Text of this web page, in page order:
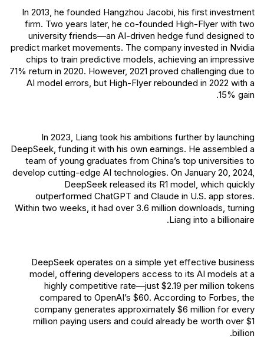
In 2013, he founded Hangzhou Jacobi, his first investment
firm. Two years later, he co-founded High-Flyer with two
university friends—an AI-driven hedge fund designed to
predict market movements. The company invested in Nvidia
chips to train predictive models, achieving an impressive
71% return in 2020. However, 2021 proved challenging due to
AI model errors, but High-Flyer rebounded in 2022 with a
15% gain.
In 2023, Liang took his ambitions further by launching
DeepSeek, funding it with his own earnings. He assembled a
team of young graduates from China’s top universities to
develop cutting-edge AI technologies. On January 20, 2024,
DeepSeek released its R1 model, which quickly
outperformed ChatGPT and Claude in U.S. app stores.
Within two weeks, it had over 3.6 million downloads, turning
Liang into a billionaire.
DeepSeek operates on a simple yet effective business
model, offering developers access to its AI models at a
highly competitive rate—just $2.19 per million tokens
compared to OpenAI’s $60. According to Forbes, the
company generates approximately $6 million for every
million paying users and could already be worth over $1
billion.